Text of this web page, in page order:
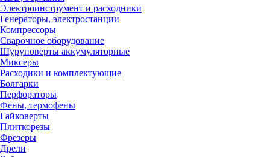
Электроинструмент и расходники
Генераторы, электростанции
Компрессоры
Сварочное оборудование
Шуруповерты аккумуляторные
Миксеры
Расходики и комплектующие
Болгарки
Перфораторы
Фены, термофены
Гайковерты
Плиткорезы
Фрезеры
Дрели